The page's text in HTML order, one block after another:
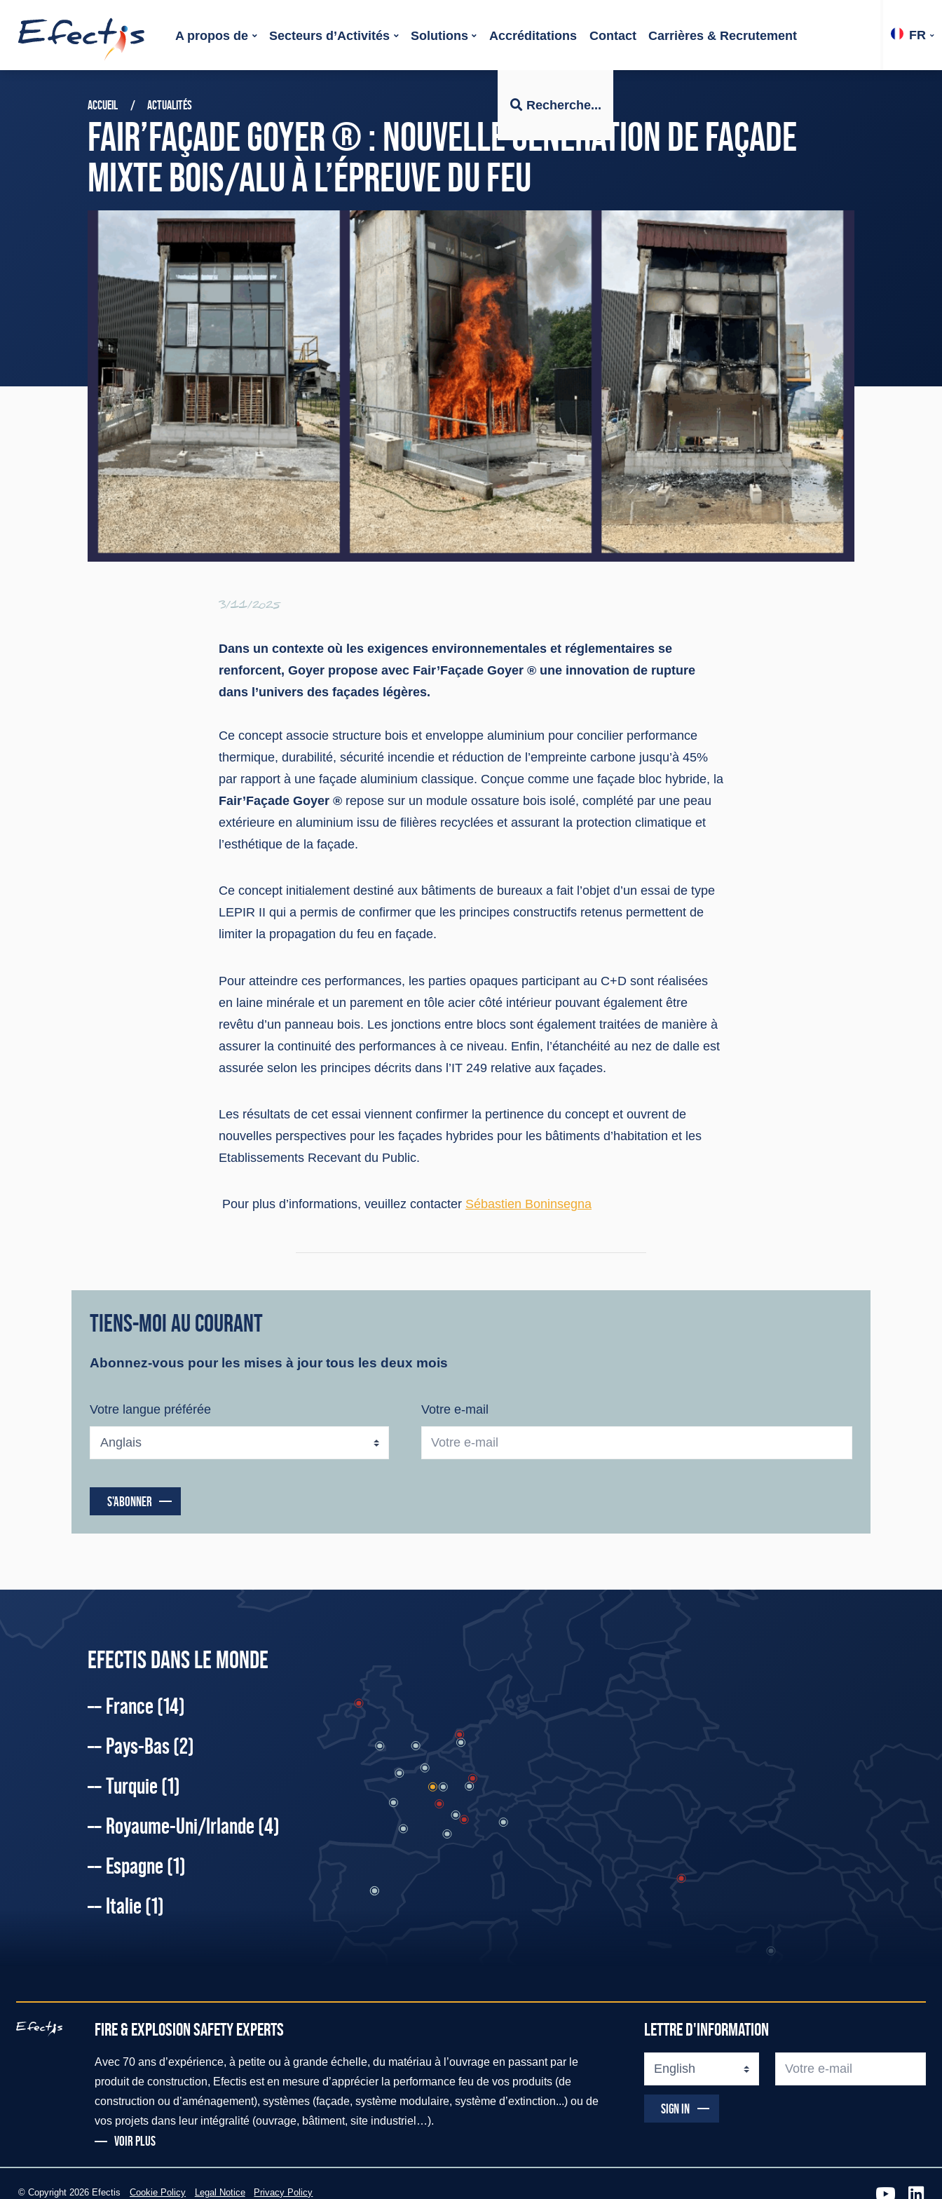
FR
Recherche...
A propos de Secteurs d’Activités Solutions Accréditations Contact Carrières & Recrutement
ACCUEIL ACTUALITÉS
FAIR’FAÇADE GOYER ® : NOUVELLE GÉNÉRATION DE FAÇADE
MIXTE BOIS/ALU À L’ÉPREUVE DU FEU
3/11/2025
Dans un contexte où les exigences environnementales et réglementaires se
renforcent, Goyer propose avec Fair’Façade Goyer ® une innovation de rupture
dans l’univers des façades légères.
Ce concept associe structure bois et enveloppe aluminium pour concilier performance
thermique, durabilité, sécurité incendie et réduction de l’empreinte carbone jusqu’à 45%
par rapport à une façade aluminium classique. Conçue comme une façade bloc hybride, la
Fair’Façade Goyer ® repose sur un module ossature bois isolé, complété par une peau
extérieure en aluminium issu de filières recyclées et assurant la protection climatique et
l’esthétique de la façade.
Ce concept initialement destiné aux bâtiments de bureaux a fait l’objet d’un essai de type
LEPIR II qui a permis de confirmer que les principes constructifs retenus permettent de
limiter la propagation du feu en façade.
Pour atteindre ces performances, les parties opaques participant au C+D sont réalisées
en laine minérale et un parement en tôle acier côté intérieur pouvant également être
revêtu d’un panneau bois. Les jonctions entre blocs sont également traitées de manière à
assurer la continuité des performances à ce niveau. Enfin, l’étanchéité au nez de dalle est
assurée selon les principes décrits dans l’IT 249 relative aux façades.
Les résultats de cet essai viennent confirmer la pertinence du concept et ouvrent de
nouvelles perspectives pour les façades hybrides pour les bâtiments d’habitation et les
Etablissements Recevant du Public.
Pour plus d’informations, veuillez contacter Sébastien Boninsegna
TIENS-MOI AU COURANT
Abonnez-vous pour les mises à jour tous les deux mois
Votre langue préférée Votre e-mail
S'ABONNER
EFECTIS DANS LE MONDE
France(14)
Pays-Bas(2)
Turquie(1)
Royaume-Uni/Irlande(4)
Espagne(1)
Italie(1)
FIRE & EXPLOSION SAFETY EXPERTS
Avec 70 ans d’expérience, à petite ou à grande échelle, du matériau à l’ouvrage en passant par le
produit de construction, Efectis est en mesure d’apprécier la performance feu de vos produits (de
construction ou d’aménagement), systèmes (façade, système modulaire, système d’extinction...) ou de
vos projets dans leur intégralité (ouvrage, bâtiment, site industriel…).
VOIR PLUS
LETTRE D'INFORMATION
SIGN IN
© Copyright 2026 Efectis Cookie Policy Legal Notice Privacy Policy